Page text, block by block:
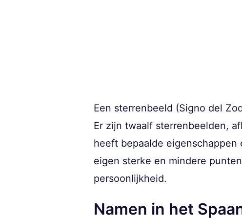
Een sterrenbeeld (Signo del
Er zijn twaalf sterrenbeelden,
heeft bepaalde
eigen sterke en mindere
persoonlijkheid.
Namen in het